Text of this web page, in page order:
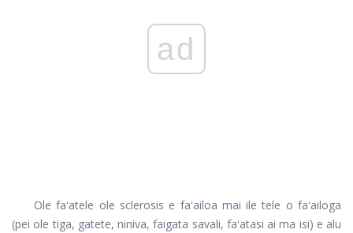
ad
Ole faʻatele ole sclerosis e faʻailoa mai ile tele o faʻailoga
(pei ole tiga, gatete, niniva, faigata savali, faʻatasi ai ma isi) e alu